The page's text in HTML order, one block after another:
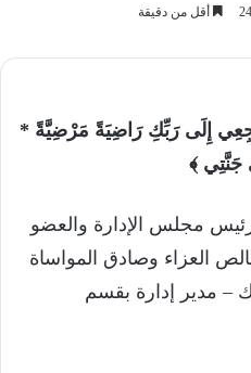
أقل من دقيقة
إِلَى رَبِّكِ رَاضِيَةً مَرْضِيَّةً *
جَنَّتِي ﴾
مجلس الإدارة والعضو
العزاء وصادق المواساة
– مدير إدارة بقسم